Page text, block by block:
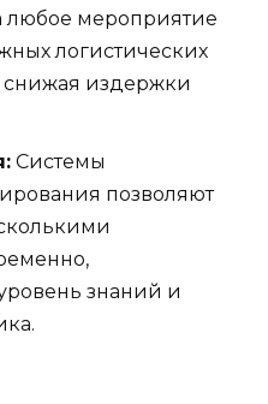
любое мероприятие
логистических
снижая издержки
Системы
позволяют
знаний и